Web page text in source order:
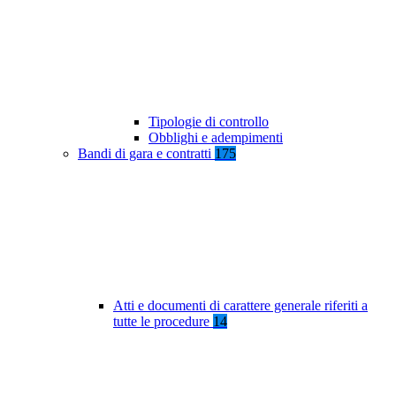
Tipologie di controllo
Obblighi e adempimenti
Bandi di gara e contratti 175
Atti e documenti di carattere generale riferiti a
tutte le procedure 14